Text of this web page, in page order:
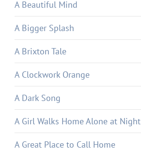
A Beautiful Mind
A Bigger Splash
A Brixton Tale
A Clockwork Orange
A Dark Song
A Girl Walks Home Alone at Night
A Great Place to Call Home